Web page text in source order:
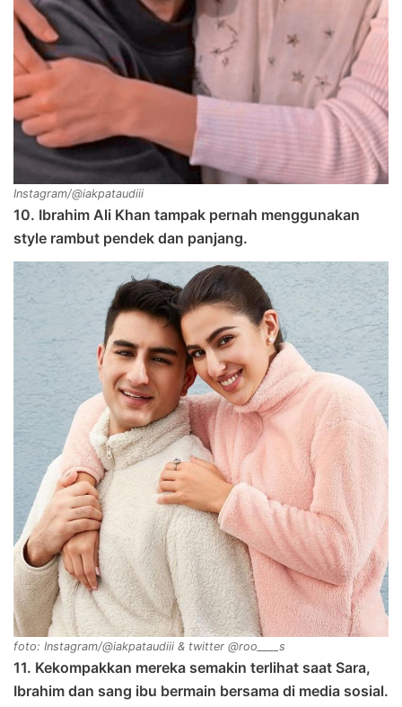
Instagram/@iakpataudiii
10. Ibrahim Ali Khan tampak pernah menggunakan
style rambut pendek dan panjang.
foto: Instagram/@iakpataudiii & twitter @roo____s
11. Kekompakkan mereka semakin terlihat saat Sara,
Ibrahim dan sang ibu bermain bersama di media sosial.